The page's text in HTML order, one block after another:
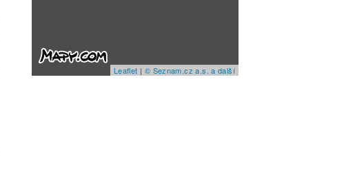
Leaflet | © Seznam.cz a.s. a další